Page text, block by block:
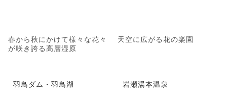
春から秋にかけて様々な花々
が咲き誇る高層湿原
天空に広がる花の楽園
羽鳥ダム・羽鳥湖 岩瀬湯本温泉